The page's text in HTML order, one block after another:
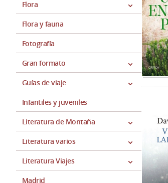
Flora
Flora y fauna
Fotografía
Gran formato
Guías de viaje
Infantiles y juveniles
Literatura de Montaña
Literatura varios
Literatura Viajes
Madrid